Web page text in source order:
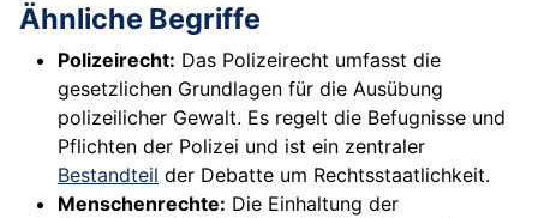
Ähnliche Begriffe
Polizeirecht: Das Polizeirecht umfasst die
gesetzlichen Grundlagen für die Ausübung
polizeilicher Gewalt. Es regelt die Befugnisse und
Pflichten der Polizei und ist ein zentraler
Bestandteil der Debatte um Rechtsstaatlichkeit.
Menschenrechte: Die Einhaltung der